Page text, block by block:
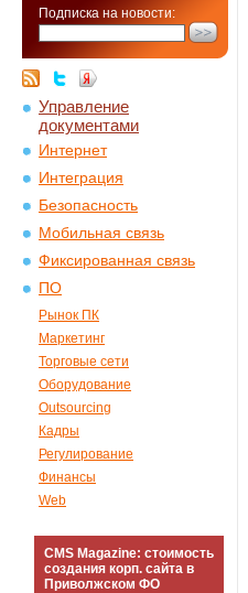
Подписка на новости:
Управление
документами
Интернет
Интеграция
Безопасность
Мобильная связь
Фиксированная связь
ПО
Рынок ПК
Маркетинг
Торговые сети
Оборудование
Outsourcing
Кадры
Регулирование
Финансы
Web
CMS Magazine: стоимость
создания корп. сайта в
Приволжском ФО